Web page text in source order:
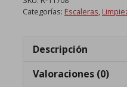
Categorías: Escaleras,
Descripción
Valoraciones (0)